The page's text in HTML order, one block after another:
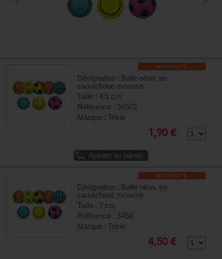
NOUVEAUTÉ
Désignation : Balle néon. en
caoutchouc mousse
Taille : 4.5 cm
Référence : 34603
Marque : Trixie
1,90 €
Ajouter au panier
NOUVEAUTÉ
Désignation : Balle néon. en
caoutchouc mousse
Taille : 7 cm
Référence : 3458
Marque : Trixie
4,50 €